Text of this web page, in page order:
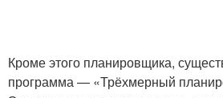
Кроме этого планировщика,
программа — «Трёхмерный